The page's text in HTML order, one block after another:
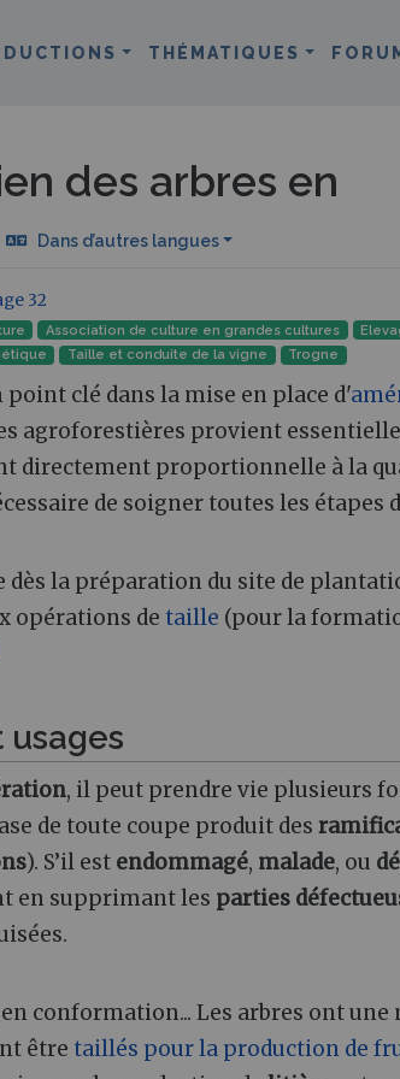
THÉMATIQUES
des arbres en
Dans d’autres langues
32
Association de culture en grandes cultures
Taille et conduite de la vigne Trogne
point clé dans la mise en place d'
agroforestières provient
directement proportionnelle à la
de soigner toutes les étapes
dès la préparation du site de
opérations de taille (pour la
, il peut prendre vie plusieurs
de toute coupe produit des
). S’il est endommagé, malade, ou
en supprimant les parties
conformation... Les arbres ont
être taillés pour la production de